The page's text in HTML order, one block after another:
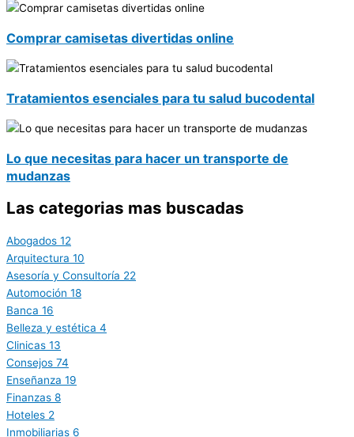
Comprar camisetas divertidas online
Tratamientos esenciales para tu salud bucodental
Lo que necesitas para hacer un transporte de
mudanzas
Las categorias mas buscadas
Abogados 12
Arquitectura 10
Asesoría y Consultoría 22
Automoción 18
Banca 16
Belleza y estética 4
Clinicas 13
Consejos 74
Enseñanza 19
Finanzas 8
Hoteles 2
Inmobiliarias 6